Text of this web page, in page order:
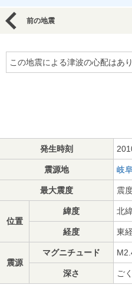
前の地震
この地震による津波の心配はあり
発生時刻
震源地 岐
最大震度 震
位置
緯度 北
経度 東
震源
マグニチュード
深さ ご